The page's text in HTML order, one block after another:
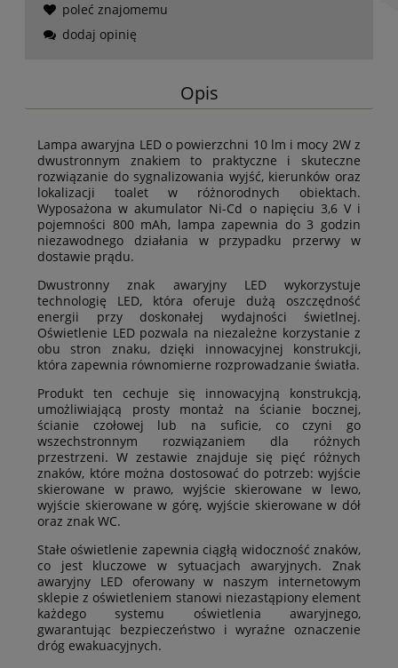
poleć znajomemu
dodaj opinię
Opis
Lampa awaryjna LED o powierzchni 10 lm i mocy 2W z
dwustronnym znakiem to praktyczne i skuteczne
rozwiązanie do sygnalizowania wyjść, kierunków oraz
lokalizacji toalet w różnorodnych obiektach.
Wyposażona w akumulator Ni-Cd o napięciu 3,6 V i
pojemności 800 mAh, lampa zapewnia do 3 godzin
niezawodnego działania w przypadku przerwy w
dostawie prądu.
Dwustronny znak awaryjny LED wykorzystuje
technologię LED, która oferuje dużą oszczędność
energii przy doskonałej wydajności świetlnej.
Oświetlenie LED pozwala na niezależne korzystanie z
obu stron znaku, dzięki innowacyjnej konstrukcji,
która zapewnia równomierne rozprowadzanie światła.
Produkt ten cechuje się innowacyjną konstrukcją,
umożliwiającą prosty montaż na ścianie bocznej,
ścianie czołowej lub na suficie, co czyni go
wszechstronnym rozwiązaniem dla różnych
przestrzeni. W zestawie znajduje się pięć różnych
znaków, które można dostosować do potrzeb: wyjście
skierowane w prawo, wyjście skierowane w lewo,
wyjście skierowane w górę, wyjście skierowane w dół
oraz znak WC.
Stałe oświetlenie zapewnia ciągłą widoczność znaków,
co jest kluczowe w sytuacjach awaryjnych. Znak
awaryjny LED oferowany w naszym internetowym
sklepie z oświetleniem stanowi niezastąpiony element
każdego systemu oświetlenia awaryjnego,
gwarantując bezpieczeństwo i wyraźne oznaczenie
dróg ewakuacyjnych.